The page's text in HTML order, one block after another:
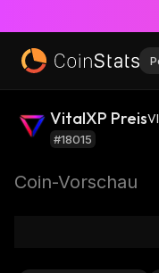
VitalXP Preis
#18015
Coin-Vorschau